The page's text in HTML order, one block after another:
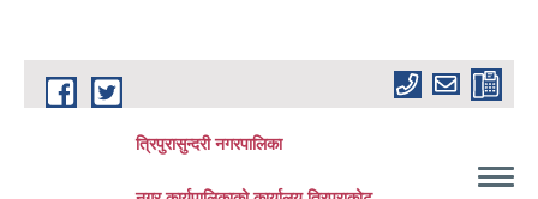
Skip to main content
त्रिपुरासुन्दरी नगरपालिका